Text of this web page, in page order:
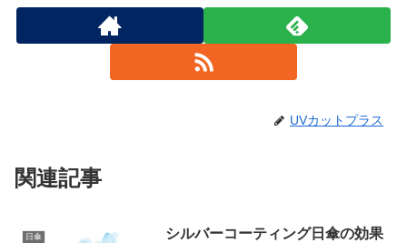
UVカットプラス
関連記事
日傘
シルバーコーティング日傘の効果